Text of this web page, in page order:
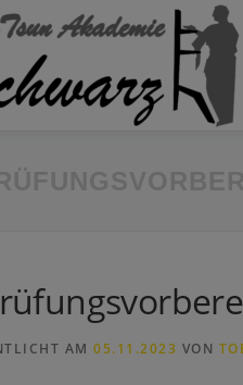
AM 05.11.2023 VON